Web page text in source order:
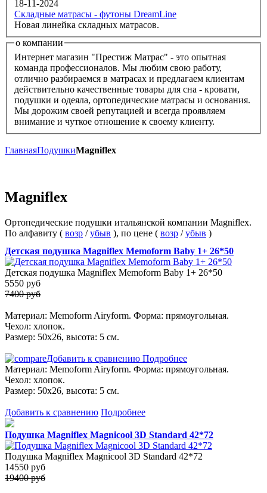
18-11-2024
Складные матрасы - футоны DreamLine
Новая линейка складных матрасов.
о компании
Интернет магазин "Престиж Матрас" - это опытная
команда профессионалов. Мы любим свою работу,
отлично разбираемся в матрасах и предлагаем клиентам
действительно качественные товары для сна - кровати,
подушки и одеяла, ортопедические матрасы и основания.
Мы дорожим своей репутацией и всегда проявляем
внимание и чуткое отношение к своему клиенту.
ГлавнаяПодушкиMagniflex
Magniflex
Ортопедические подушки итальянской компании Magniflex.
По алфавиту ( возр /убыв ), по цене ( возр /убыв )
Детская подушка Magniflex Memoform Baby 1+ 26*50
Детская подушка Magniflex Memoform Baby 1+ 26*50
5550 руб
7400 руб
Материал: Memoform Airyform. Форма: прямоугольная.
Чехол: хлопок.
Размер: 50х26, высота: 5 см.
Добавить к сравнению Подробнее
Материал: Memoform Airyform. Форма: прямоугольная.
Чехол: хлопок.
Размер: 50х26, высота: 5 см.
Добавить к сравнению Подробнее
Подушка Magniflex Magnicool 3D Standard 42*72
Подушка Magniflex Magnicool 3D Standard 42*72
14550 руб
19400 руб